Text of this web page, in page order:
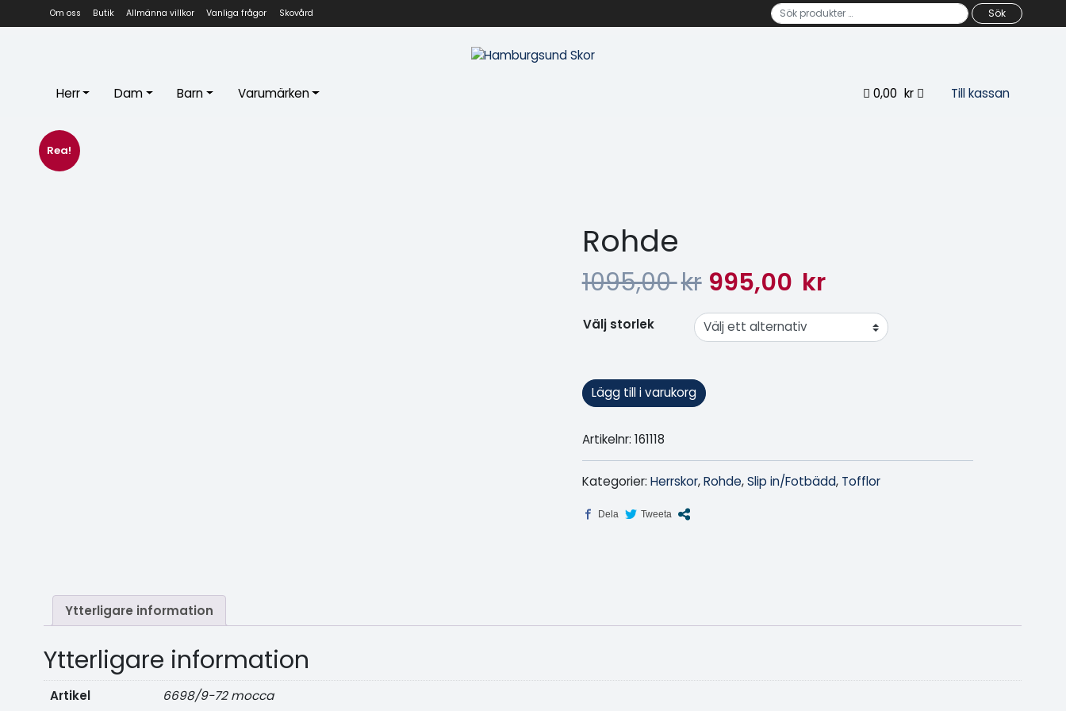
Om oss Butik Allmänna villkor Vanliga frågor Skovård Sök efter: Sök
Herr Dam Barn Varumärken 0,00 kr Till kassan
Rea!
Rohde
1095,00kr 995,00 kr
Välj storlek
Lägg till i varukorg
Artikelnr: 161118
Kategorier: Herrskor,Rohde,Slip in/Fotbädd, Tofflor
Ytterligare information
Ytterligare information
Artikel 6698/9-72 mocca